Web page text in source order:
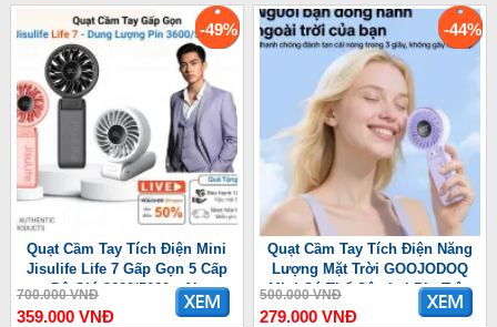
-49%
Quạt Cầm Tay Tích Điện Mini
Jisulife Life 7 Gấp Gọn 5 Cấp
Độ Gió 3600/5000mAh
700.000 VNĐ
359.000 VNĐ
-44%
Quạt Cầm Tay Tích Điện Năng
Lượng Mặt Trời GOOJODOQ
Mini Có Thể Gập Lại Pin Trâu
3600 mAh
500.000 VNĐ
279.000 VNĐ